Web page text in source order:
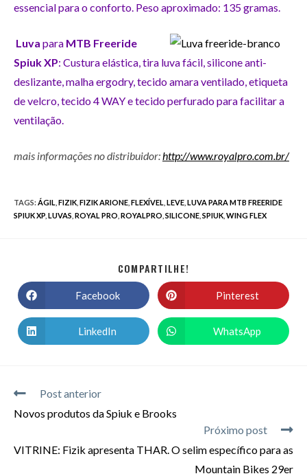
essencial para o conforto. Peso aproximado: 135 gramas.
Luva para MTB Freeride
Spiuk XP: Custuraelástica, tira luva fácil, silicone anti-
deslizante, malha ergodry, tecido amara ventilado, etiqueta
de velcro, tecido 4 WAY e tecido perfurado para facilitar a
ventilação.
mais informações no distribuidor:http://www.royalpro.com.br/
TAGS:ÁGIL FIZIK FIZIK ARIONE FLEXÍVEL LEVE LUVA PARA MTB FREERIDE
SPIUK XP LUVAS ROYAL PRO ROYALPRO SILICONE SPIUK WING FLEX
COMPARTILHE!
Facebook Pinterest
LinkedIn WhatsApp
Post anterior
Novos produtos da Spiuk e Brooks
Próximo post
VITRINE: Fizik apresenta THAR. O selim específico para as
Mountain Bikes 29er